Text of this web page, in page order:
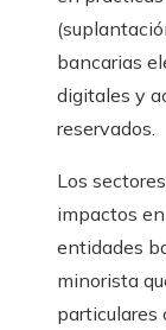
bancarias
digitales y
reservados.
Los
impactos
entidades
minorista
particulares